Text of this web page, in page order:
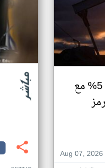
خام برنت يقفز بنحو 5% مع
Aug 07, 2026